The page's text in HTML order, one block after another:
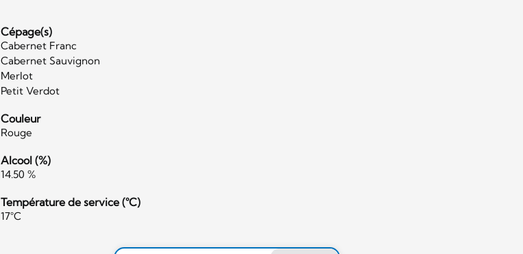
Cépage(s)
Cabernet Franc
Cabernet Sauvignon
Merlot
Petit Verdot
Couleur
Rouge
Alcool (%)
14.50 %
Température de service (°C)
17°C